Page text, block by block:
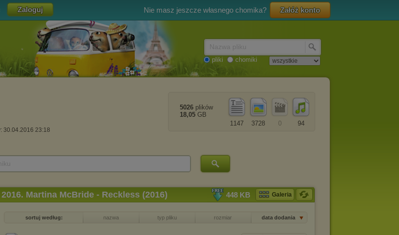
Nie masz jeszcze własnego chomika? Załóż konto
pliki chomiki
30.04.2016 23:18
94
0
3728
1147
5026 plików
18,05 GB
2016. Martina McBride - Reckless (2016) 448 KB Galeria
sortuj według: nazwa typ pliku rozmiar data dodania